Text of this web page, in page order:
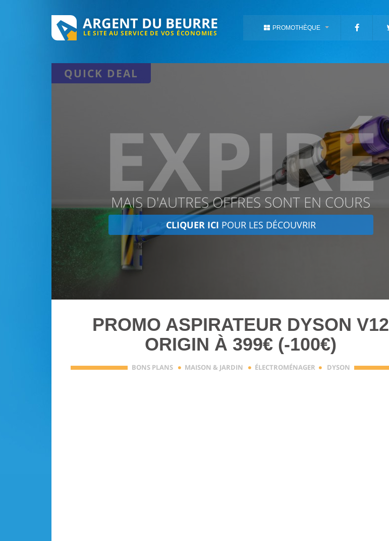
ARGENT DU BEURRE
LE SITE AU SERVICE DE VOS ÉCONOMIES
PROMOTHÈQUE
QUICK DEAL
EXPIRÉ
MAIS D'AUTRES OFFRES SONT EN COURS
CLIQUER ICI POUR LES DÉCOUVRIR
PROMO ASPIRATEUR DYSON V12
ORIGIN À 399€ (-100€)
BONS PLANS · MAISON & JARDIN · ÉLECTROMÉNAGER · DYSON